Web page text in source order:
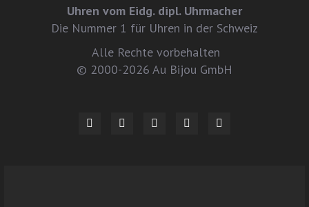
Uhren vom Eidg. dipl. Uhrmacher
Die Nummer 1 für Uhren in der Schweiz
Alle Rechte vorbehalten
© 2000-2026 Au Bijou GmbH